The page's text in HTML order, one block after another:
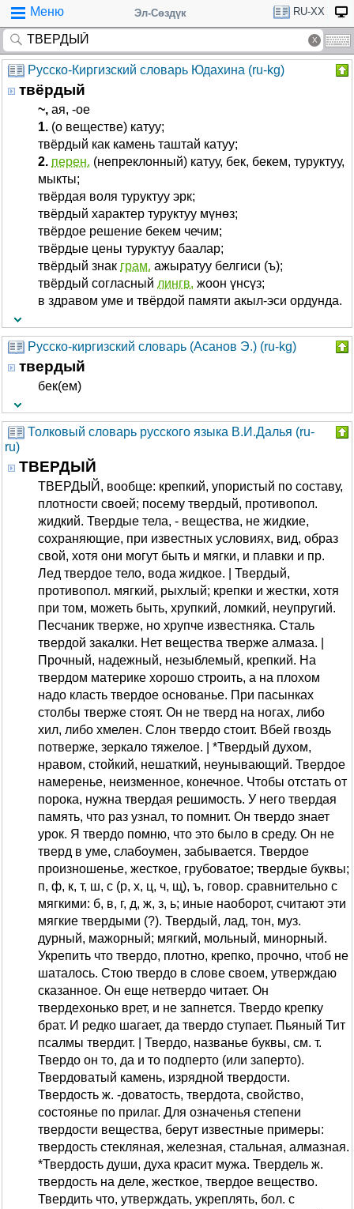
Меню Эл-Сөздүк RU-XX
Русско-Киргизский словарь Юдахина (ru-kg)
твёрдый
~, ­ая, -ое
1. (о веществе) катуу;
твёрдый как камень таштай катуу;
2. перен. (непреклонный) катуу, бек, бекем, туруктуу,
мыкты;
твёрдая воля туруктуу эрк;
твёрдый характер туруктуу мүнөз;
твёрдое решение бекем чечим;
твёрдые цены туруктуу баалар;
твёрдый знак грам. ажыратуу белгиси (ъ);
твёрдый согласный лингв. жоон үнсүз;
в здравом уме и твёрдой памяти акыл-эси ордунда.
Русско-киргизский словарь (Асанов Э.) (ru-kg)
твердый
бек(ем)
Толковый словарь русского языка В.И.Далья (ru-
ru)
ТВЕРДЫЙ
ТВЕРДЫЙ, вообще: крепкий, упористый по составу,
плотности своей; посему твердый, противопол.
жидкий. Твердые тела, - вещества, не жидкие,
сохраняющие, при известных условиях, вид, образ
свой, хотя они могут быть и мягки, и плавки и пр.
Лед твердое тело, вода жидкое. | Твердый,
противопол. мягкий, рыхлый; крепки и жестки, хотя
при том, можеть быть, хрупкий, ломкий, неупругий.
Песчаник тверже, но хрупче известняка. Сталь
твердой закалки. Нет вещества тверже алмаза. |
Прочный, надежный, незыблемый, крепкий. На
твердом материке хорошо строить, а на плохом
надо класть твердое основанье. При пасынках
столбы тверже стоят. Он не тверд на ногах, либо
хил, либо хмелен. Слон твердо стоит. Вбей гвоздь
потверже, зеркало тяжелое. | *Твердый духом,
нравом, стойкий, нешаткий, неунывающий. Твердое
намеренье, неизменное, конечное. Чтобы отстать от
порока, нужна твердая решимость. У него твердая
память, что раз узнал, то помнит. Он твердо знает
урок. Я твердо помню, что это было в среду. Он не
тверд в уме, слабоумен, забывается. Твердое
произношенье, жесткое, грубоватое; твердые буквы;
п, ф, к, т, ш, с (р, х, ц, ч, щ), ъ, говор. сравнительно с
мягкими: б, в, г, д, ж, з, ь; иные наоборот, считают эти
мягкие твердыми (?). Твердый, лад, тон, муз.
дурный, мажорный; мягкий, мольный, минорный.
Укрепить что твердо, плотно, крепко, прочно, чтоб не
шаталось. Стою твердо в слове своем, утверждаю
сказанное. Он еще нетвердо читает. Он
твердехонько врет, и не запнется. Твердо крепку
брат. И редко шагает, да твердо ступает. Пьяный Тит
псалмы твердит. | Твердо, названье буквы, см. т.
Твердо он то, да и то подперто (или заперто).
Твердоватый камень, изрядной твердости.
Твердость ж. -доватость, твердота, свойство,
состоянье по прилаг. Для означенья степени
твердости вещества, берут известные примеры:
твердость стекляная, железная, стальная, алмазная.
*Твердость души, духа красит мужа. Твердель ж.
твердость на деле, жесткое, твердое вещество.
Твердить что, утверждать, укреплять, бол. с